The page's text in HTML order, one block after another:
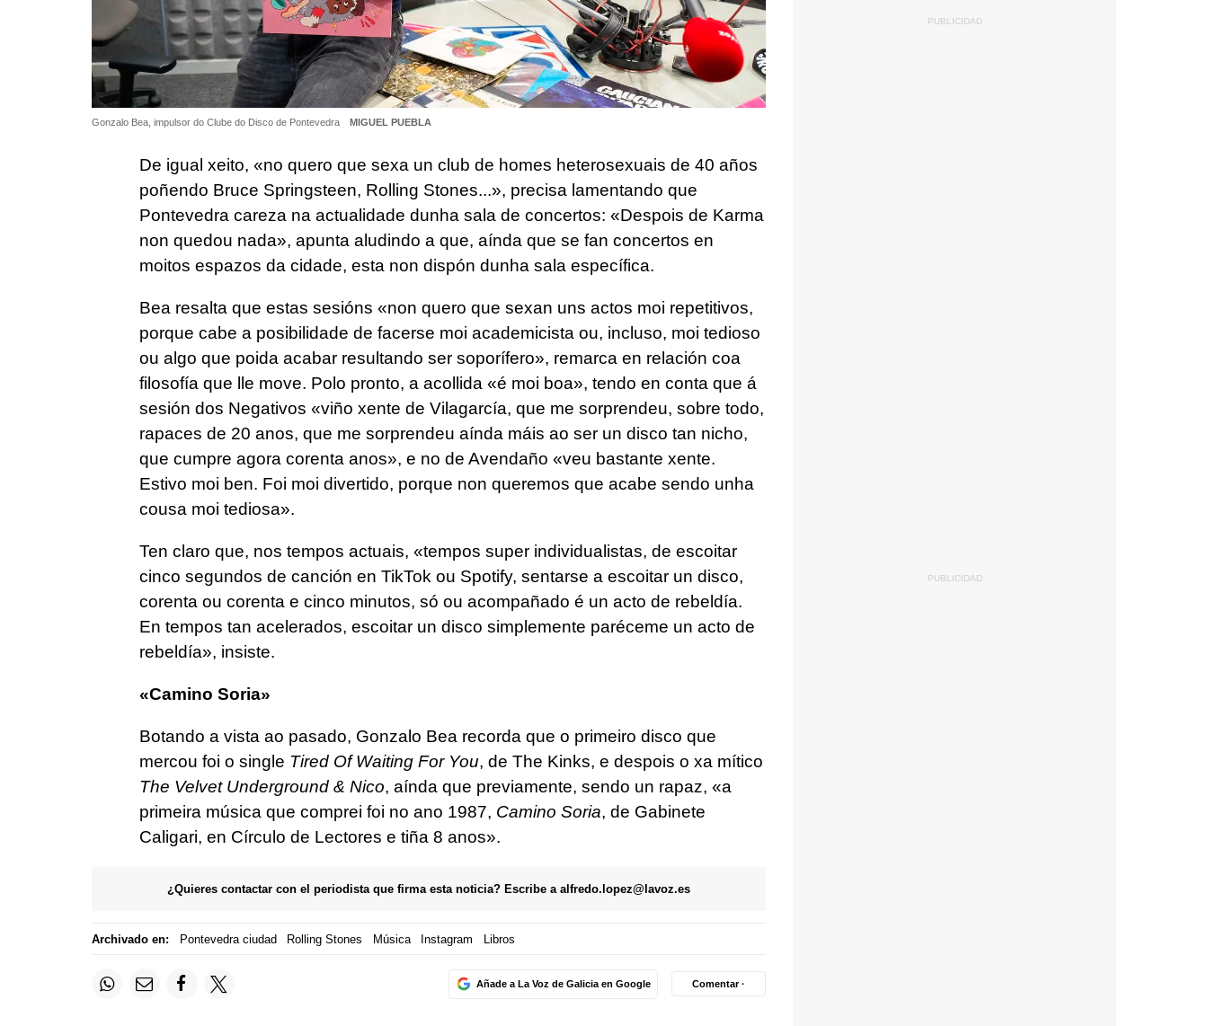
Gonzalo Bea, impulsor do Clube do Disco de Pontevedra MIGUEL PUEBLA
De igual xeito, «no quero que sexa un club de homes heterosexuais de 40 años
poñendo Bruce Springsteen, Rolling Stones...», precisa lamentando que
Pontevedra careza na actualidade dunha sala de concertos: «Despois de Karma
non quedou nada», apunta aludindo a que, aínda que se fan concertos en
moitos espazos da cidade, esta non dispón dunha sala específica.
Bea resalta que estas sesións «non quero que sexan uns actos moi repetitivos,
porque cabe a posibilidade de facerse moi academicista ou, incluso, moi tedioso
ou algo que poida acabar resultando ser soporífero», remarca en relación coa
filosofía que lle move. Polo pronto, a acollida «é moi boa», tendo en conta que á
sesión dos Negativos «viño xente de Vilagarcía, que me sorprendeu, sobre todo,
rapaces de 20 anos, que me sorprendeu aínda máis ao ser un disco tan nicho,
que cumpre agora corenta anos», e no de Avendaño «veu bastante xente.
Estivo moi ben. Foi moi divertido, porque non queremos que acabe sendo unha
cousa moi tediosa».
Ten claro que, nos tempos actuais, «tempos super individualistas, de escoitar
cinco segundos de canción en TikTok ou Spotify, sentarse a escoitar un disco,
corenta ou corenta e cinco minutos, só ou acompañado é un acto de rebeldía.
En tempos tan acelerados, escoitar un disco simplemente paréceme un acto de
rebeldía», insiste.
«Camino Soria»
Botando a vista ao pasado, Gonzalo Bea recorda que o primeiro disco que
mercou foi o single Tired Of Waiting For You, de The Kinks, e despois o xa mítico
The Velvet Underground & Nico, aínda que previamente, sendo un rapaz, «a
primeira música que comprei foi no ano 1987, Camino Soria, de Gabinete
Caligari, en Círculo de Lectores e tiña 8 anos».
¿Quieres contactar con el periodista que firma esta noticia? Escribe a alfredo.lopez@lavoz.es
Archivado en: Pontevedra ciudad Rolling Stones Música Instagram Libros
Añade a La Voz de Galicia en Google Comentar ·